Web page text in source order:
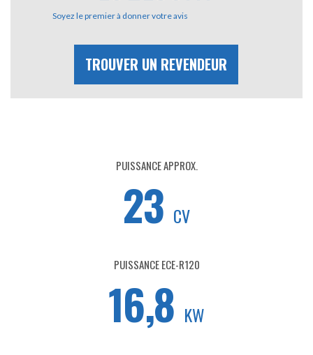
Soyez le premier à donner votre avis
TROUVER UN REVENDEUR
PUISSANCE APPROX.
23 CV
PUISSANCE ECE-R120
16,8 KW